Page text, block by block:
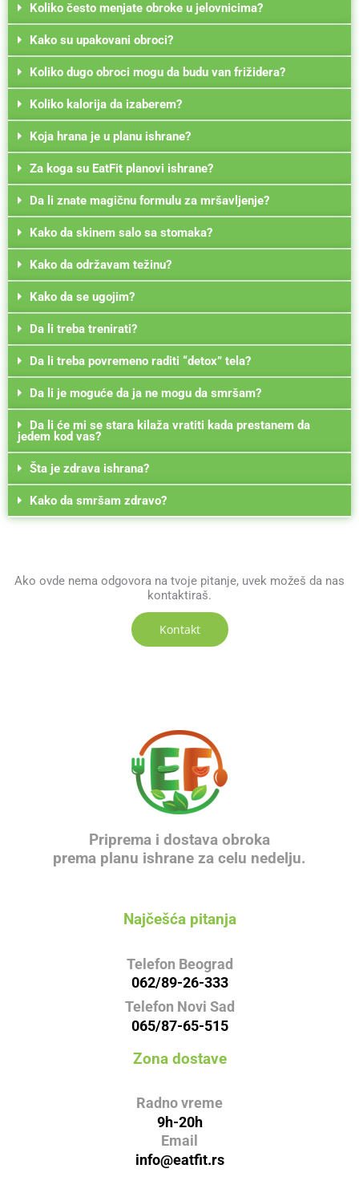
Koliko često menjate obroke u jelovnicima?
Kako su upakovani obroci?
Koliko dugo obroci mogu da budu van frižidera?
Koliko kalorija da izaberem?
Koja hrana je u planu ishrane?
Za koga su EatFit planovi ishrane?
Da li znate magičnu formulu za mršavljenje?
Kako da skinem salo sa stomaka?
Kako da održavam težinu?
Kako da se ugojim?
Da li treba trenirati?
Da li treba povremeno raditi “detox” tela?
Da li je moguće da ja ne mogu da smršam?
Da li će mi se stara kilaža vratiti kada prestanem da
jedem kod vas?
Šta je zdrava ishrana?
Kako da smršam zdravo?
Ako ovde nema odgovora na tvoje pitanje, uvek možeš da nas
kontaktiraš.
Kontakt
Najčešća pitanja
Telefon Beograd
062/89-26-333
Telefon Novi Sad
065/87-65-515
Priprema i dostava obroka
prema planu ishrane za celu nedelju.
Zona dostave
Radno vreme
9h-20h
Email
info@eatfit.rs